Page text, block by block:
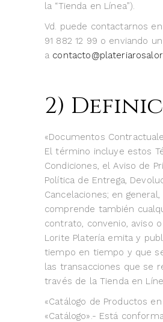
la “Tienda en Línea”).
Vd. puede contactarnos
91 882 12 99 o enviando
a
2)
«Documentos
El término incluye estos
Condiciones, el Aviso de
Política de Entrega,
Cancelaciones; en
comprende también
contrato, convenio, aviso
Lorite Platería emita y
tiempo en tiempo y que
las transacciones que se
través de la Tienda en
«Catálogo de Productos
«Catálogo».- Está